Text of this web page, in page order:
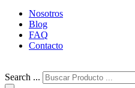
Nosotros
Blog
FAQ
Contacto
Search ...